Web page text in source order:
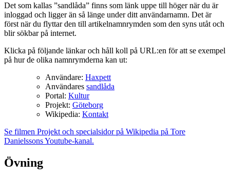
Det som kallas ”sandlåda” finns som länk uppe till höger när du är
inloggad och ligger än så länge under ditt användarnamn. Det är
först när du flyttar den till artikelnamnrymden som den syns utåt och
blir sökbar på internet.
Klicka på följande länkar och håll koll på URL:en för att se exempel
på hur de olika namnrymderna kan ut:
Användare: Haxpett
Användares sandlåda
Portal: Kultur
Projekt: Göteborg
Wikipedia: Kontakt
Se filmen Projekt och specialsidor på Wikipedia på Tore
Danielssons Youtube-kanal.
Övning